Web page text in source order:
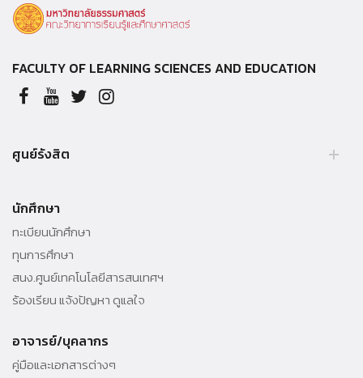
FACULTY OF LEARNING SCIENCES AND EDUCATION
ศูนย์รังสิต
99 หมู่ 18 ถ.พหลโยธิน ต.คลองหนึ่ง อ.คลองหลวง จ.ปทุมธานี 12120
Tel. 02-696 6747
นักศึกษา
ทะเบียนนักศึกษา
ทุนการศึกษา
สนง.ศูนย์เทคโนโลยีสารสนเทศฯ
ร้องเรียน แจ้งปัญหา ดูแลใจ
อาจารย์/บุคลากร
คู่มือและเอกสารต่างๆ